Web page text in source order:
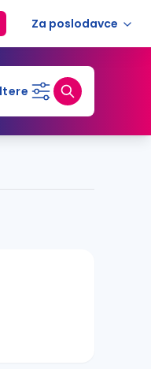
Za poslodavce